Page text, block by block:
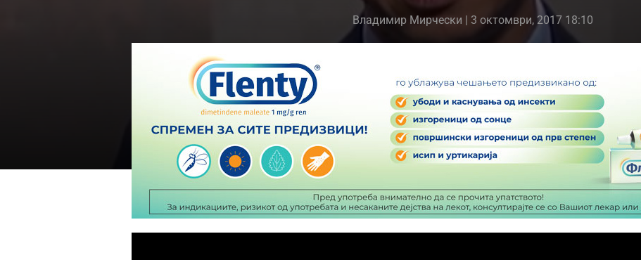
Владимир Мирчески | 3 октомври, 2017 18:10